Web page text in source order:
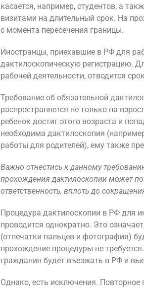
касается, например, студентов, а
визитами на длительный срок. На
с момента пересечения границы.
Иностранцы, приехавшие в РФ для
дактилоскопическую регистрацию.
рабочей деятельности, отводится
Требование об обязательной
распространяется не только на
ребенок достиг этого возраста и
необходима дактилоскопия
работы для родителей), ему также
Важно отнестись к данному
прохождения дактилоскопии может
ответственность, вплоть до
Процедура дактилоскопии в РФ для
проводится однократно. Это
(отпечатки пальцев и фотография)
прохождение процедуры не
гражданин будет въезжать в РФ и
Однако, есть исключения. Повторное